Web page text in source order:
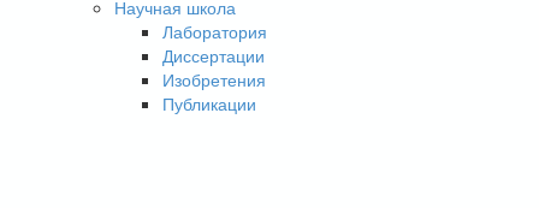
Научная школа
Лаборатория
Диссертации
Изобретения
Публикации